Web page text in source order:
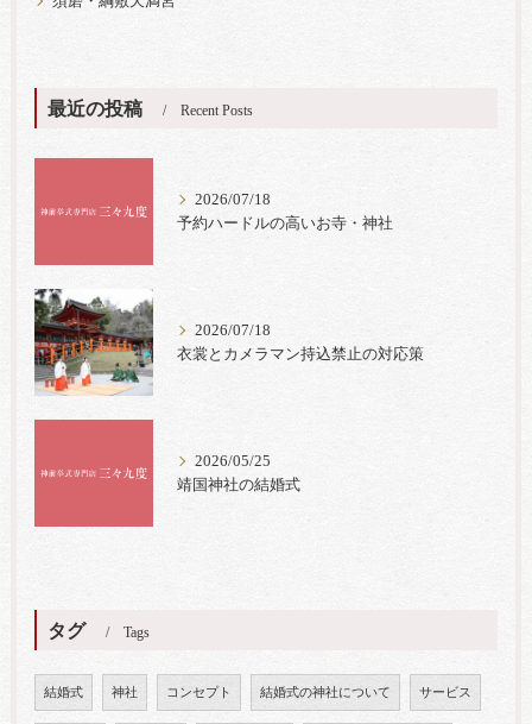
最近の投稿 Recent Posts
2026/07/18
予約ハードルの高いお寺・神社
2026/07/18
衣裳とカメラマン持込禁止の対応策
2026/05/25
靖国神社の結婚式
タグ Tags
結婚式 神社 コンセプト 結婚式の神社について サービス